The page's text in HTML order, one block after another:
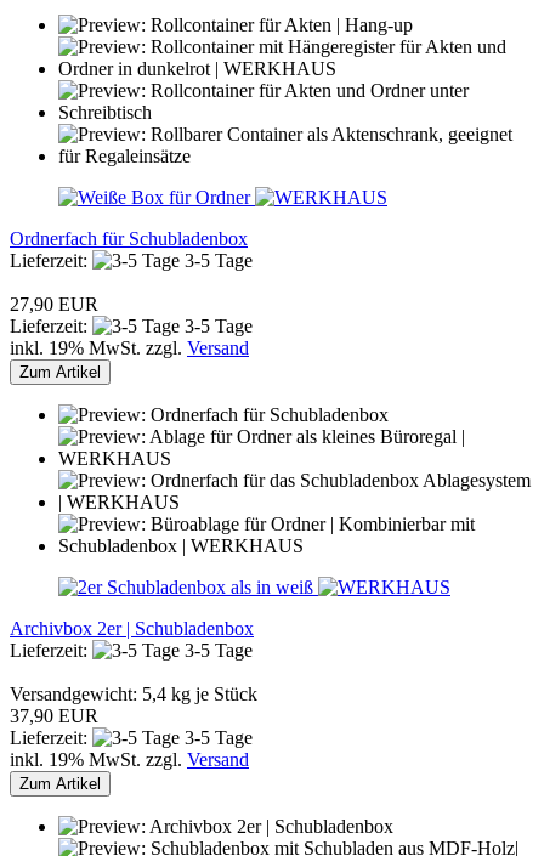
Ordnerfach für Schubladenbox
Lieferzeit:
3-5 Tage
27,90 EUR
Lieferzeit:
3-5 Tage
inkl. 19% MwSt. zzgl. Versand
Zum Artikel
Archivbox 2er | Schubladenbox
Lieferzeit:
3-5 Tage
Versandgewicht: 5,4 kg je Stück
37,90 EUR
Lieferzeit:
3-5 Tage
inkl. 19% MwSt. zzgl. Versand
Zum Artikel